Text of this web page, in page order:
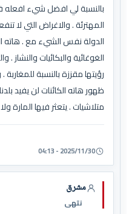
بالنسبة لي افضل شيء افعله
المهترئة . والاغراض التي لا
الدولة نفس الشيء مع . هاته
الغوغائية والبكائيات
رؤيتها مقززة بالنسبة للمغاربة
ظهور هاته الكائنات لن يفيد
متلاشيات . يتعثر فيها المارة
2025/11/30 - 04:13
مشرق
نتهى